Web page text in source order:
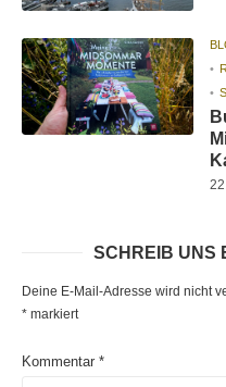
SCHREIB UNS
Deine E-Mail-Adresse wird nicht
* markiert
Kommentar *